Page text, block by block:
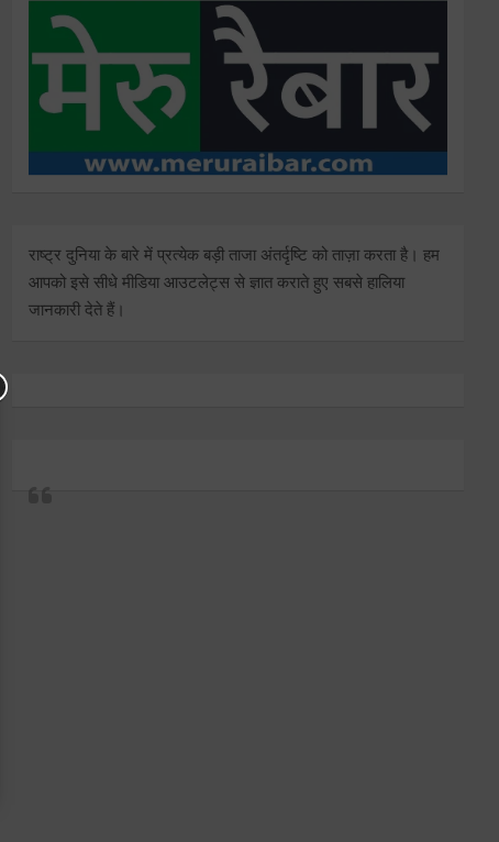
राष्ट्र दुनिया के बारे में प्रत्येक बड़ी ताजा अंतर्दृष्टि को ताज़ा करता है। हम
आपको इसे सीधे मीडिया आउटलेट्स से ज्ञात कराते हुए सबसे हालिया
जानकारी देते हैं।